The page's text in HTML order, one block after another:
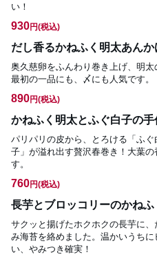
い！
930円(税込)
だし香るかねふく明太あんか
奥久慈卵をふんわり巻き上げ、明太
最初の一品にも、〆にも人気です。
890円(税込)
かねふく明太とふぐ白子の手
パリパリの皮から、とろける「ふ
子」が溢れ出す贅沢春巻き！大葉
す。
760円(税込)
長芋とブロッコリーのかねふ
サクッと揚げたホクホクの長芋に
み海苔を絡めました。温かいうち
い、やみつき確実！